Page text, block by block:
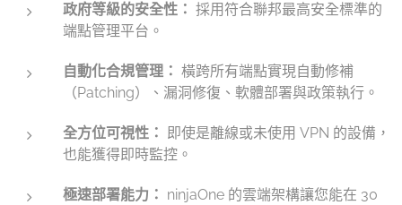
政府等級的安全性： 採用符合聯邦最高安全標準的
端點管理平台。
自動化合規管理： 橫跨所有端點實現自動修補
（Patching）、漏洞修復、軟體部署與政策執行。
全方位可視性： 即使是離線或未使用 VPN 的設備，
也能獲得即時監控。
極速部署能力： ninjaOne 的雲端架構讓您能在 30